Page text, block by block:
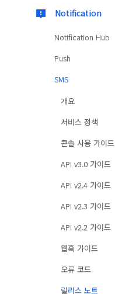
Notification
Notification Hub
Push
SMS
개요
서비스 정책
콘솔 사용 가이드
API v3.0 가이드
API v2.4 가이드
API v2.3 가이드
API v2.2 가이드
웹훅 가이드
오류 코드
릴리스 노트